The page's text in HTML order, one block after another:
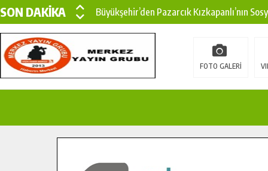
SON DAKİKA
Büyükşehir’den Pazarcık Kızkapanlı’nın
Büyükşehir’den Pazarcık Kırsalına Modern
Çin’den KSÜ’ye Uluslararası Başarı:
FOTO GALERİ